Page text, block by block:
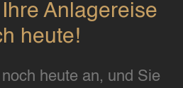
Anlagereise
heute!
heute an, und Sie